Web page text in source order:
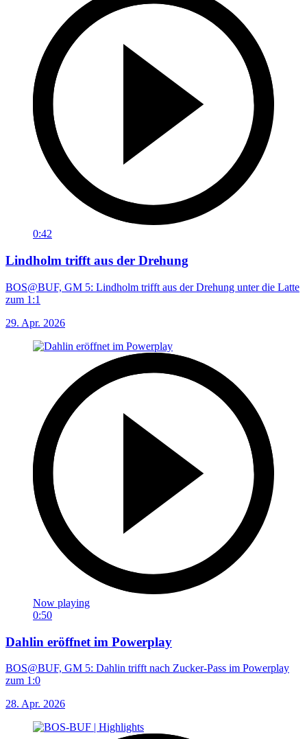
0:42
Lindholm trifft aus der Drehung
BOS@BUF, GM 5: Lindholm trifft aus der Drehung unter die Latte
zum 1:1
29. Apr. 2026
Now playing
0:50
Dahlin eröffnet im Powerplay
BOS@BUF, GM 5: Dahlin trifft nach Zucker-Pass im Powerplay
zum 1:0
28. Apr. 2026